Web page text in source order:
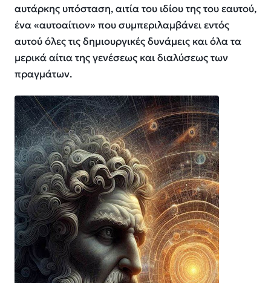
αυτάρκης υπόσταση, αιτία του ιδίου της του εαυτού,
ένα «αυτοαίτιον» που συμπεριλαμβάνει εντός
αυτού όλες τις δημιουργικές δυνάμεις και όλα τα
μερικά αίτια της γενέσεως και διαλύσεως των
πραγμάτων.